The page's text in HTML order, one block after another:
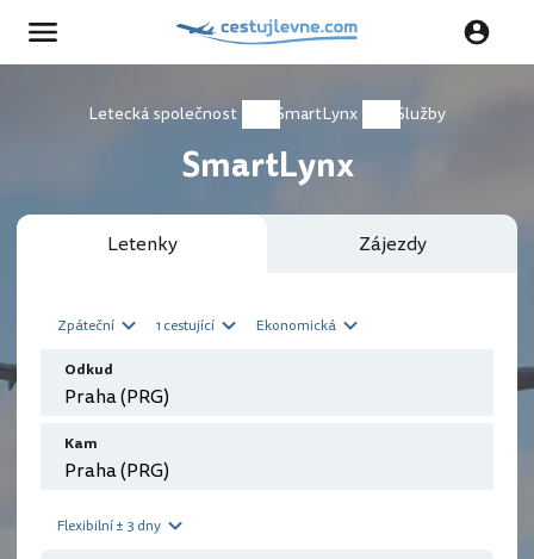
Letecká společnost SmartLynx Služby
SmartLynx
Letenky Zájezdy
Zpáteční 1 cestující Ekonomická
Odkud
Kam
Flexibilní ± 3 dny